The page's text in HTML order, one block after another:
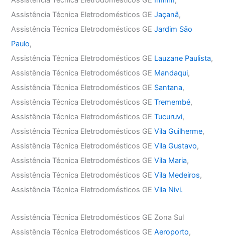
Assistência Técnica Eletrodomésticos GEJaçanã,
Assistência Técnica Eletrodomésticos GEJardim São
Paulo,
Assistência Técnica Eletrodomésticos GE Lauzane Paulista,
Assistência Técnica Eletrodomésticos GE Mandaqui,
Assistência Técnica Eletrodomésticos GE Santana,
Assistência Técnica Eletrodomésticos GETremembé,
Assistência Técnica Eletrodomésticos GETucuruvi,
Assistência Técnica Eletrodomésticos GEVila Guilherme,
Assistência Técnica Eletrodomésticos GEVila Gustavo,
Assistência Técnica Eletrodomésticos GEVila Maria,
Assistência Técnica Eletrodomésticos GEVila Medeiros,
Assistência Técnica Eletrodomésticos GEVila Nivi.
Assistência Técnica Eletrodomésticos GE Zona Sul
Assistência Técnica Eletrodomésticos GEAeroporto,